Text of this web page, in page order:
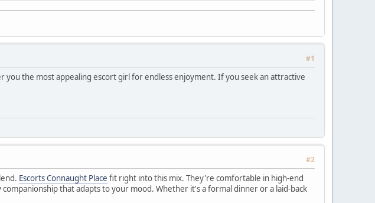
#1
you the most appealing escort girl for endless enjoyment. If you seek an attractive
#2
Escorts Connaught Place fit right into this mix. They're comfortable in high-end
that adapts to your mood. Whether it's a formal dinner or a laid-back